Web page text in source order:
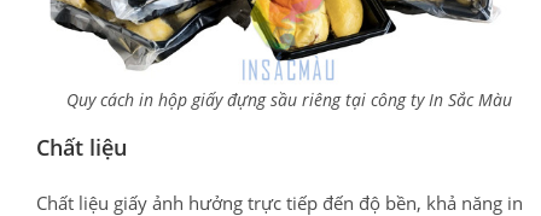
Quy cách in hộp giấy đựng sầu riêng tại công ty In Sắc Màu
Chất liệu
Chất liệu giấy ảnh hưởng trực tiếp đến độ bền, khả năng in